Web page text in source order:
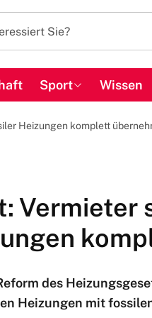
Sport Wissen
Heizungen komplett
Vermieter
des
Heizungen mit